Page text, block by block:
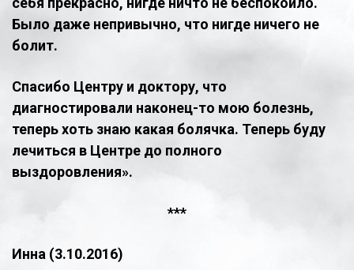
Было даже непривычно, что нигде ничего не
болит.
Спасибо Центру и доктору, что
диагностировали наконец-то мою болезнь,
теперь хоть знаю какая болячка. Теперь буду
лечиться в Центре до полного
выздоровления».
​***
Инна (3.10.2016)